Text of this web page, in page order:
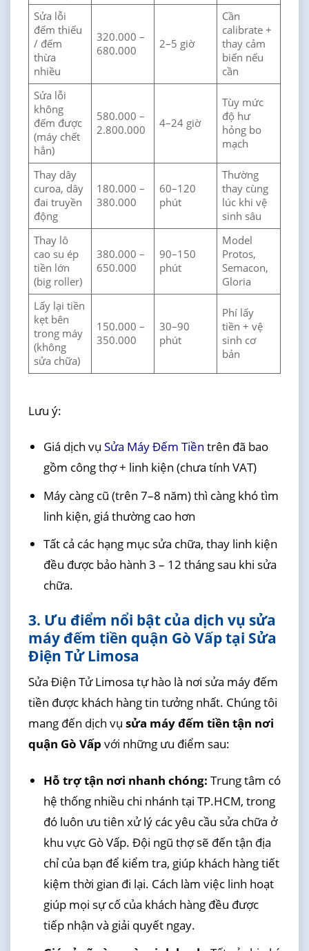
Sửa lỗi
đếm thiếu
/ đếm
thừa
nhiều
320.000 –
680.000
2–5 giờ
Cần
calibrate +
thay cảm
biến nếu
cần
Sửa lỗi
không
đếm được
(máy chết
hẳn)
580.000 –
2.800.000
4–24 giờ
Tùy mức
độ hư
hỏng bo
mạch
Thay dây
curoa, dây
đai truyền
động
180.000 –
380.000
60–120
phút
Thường
thay cùng
lúc khi vệ
sinh sâu
Thay lô
cao su ép
tiền lớn
(big roller)
380.000 –
650.000
90–150
phút
Model
Protos,
Semacon,
Gloria
Lấy lại tiền
kẹt bên
trong máy
(không
sửa chữa)
150.000 –
350.000
30–90
phút
Phí lấy
tiền + vệ
sinh cơ
bản
Lưu ý:
Giá dịch vụ Sửa Máy Đếm Tiền trên đã bao
gồm công thợ + linh kiện (chưa tính VAT)
Máy càng cũ (trên 7–8 năm) thì càng khó tìm
linh kiện, giá thường cao hơn
Tất cả các hạng mục sửa chữa, thay linh kiện
đều được bảo hành 3 – 12 tháng sau khi sửa
chữa.
3. Ưu điểm nổi bật của dịch vụ sửa
máy đếm tiền quận Gò Vấp tại Sửa
Điện Tử Limosa
Sửa Điện Tử Limosa tự hào là nơi sửa máy đếm
tiền được khách hàng tin tưởng nhất. Chúng tôi
mang đến dịch vụ sửa máy đếm tiền tận nơi
quận Gò Vấp với những ưu điểm sau:
Hỗ trợ tận nơi nhanh chóng: Trung tâm có
hệ thống nhiều chi nhánh tại TP.HCM, trong
đó luôn ưu tiên xử lý các yêu cầu sửa chữa ở
khu vực Gò Vấp. Đội ngũ thợ sẽ đến tận địa
chỉ của bạn để kiểm tra, giúp khách hàng tiết
kiệm thời gian đi lại. Cách làm việc linh hoạt
giúp mọi sự cố của khách hàng đều được
tiếp nhận và giải quyết ngay.